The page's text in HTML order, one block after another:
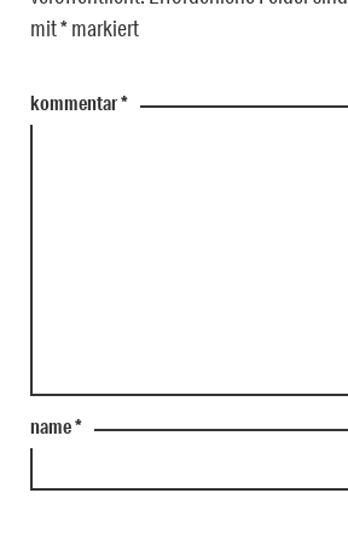
mit*markiert
kommentar*
name*